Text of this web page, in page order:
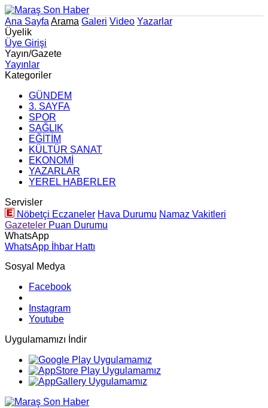
Ana Sayfa Arama Galeri Video Yazarlar
Üyelik
Üye Girişi
Yayın/Gazete
Yayınlar
Kategoriler
GÜNDEM
3. SAYFA
SPOR
SAĞLIK
EĞİTİM
KÜLTÜR SANAT
EKONOMİ
YAZARLAR
YEREL HABERLER
Servisler
Nöbetçi Eczaneler Hava Durumu Namaz Vakitleri
Gazeteler Puan Durumu
WhatsApp
WhatsApp İhbar Hattı
Sosyal Medya
Facebook
Instagram
Youtube
Uygulamamızı İndir